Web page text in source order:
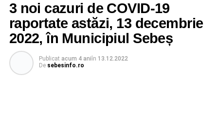
3 noi cazuri de COVID-19
raportate astăzi, 13 decembrie
2022, în Municipiul Sebeș
Publicat acum 4 aniîn 13.12.2022
De sebesinfo.ro